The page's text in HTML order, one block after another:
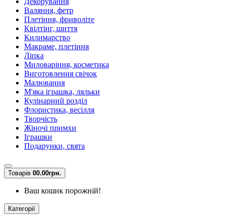
Валяння, фетр
Плетіння, фриволіте
Квілтінг, шиття
Килимарство
Макраме, плетіння
Ліпка
Миловаріння, косметика
Виготовлення свічок
Малювання
М'яка іграшка, ляльки
Кулінарний розділ
Флористика, весілля
Творчість
Жіночі примхи
Іграшки
Подарунки, свята
Товарів 00.00грн.
Ваш кошик порожній!
Категорії